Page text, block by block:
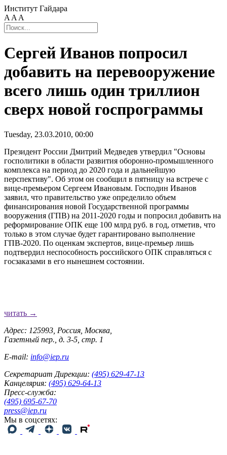
Институт Гайдара
A A A
Сергей Иванов попросил
добавить на перевооружение
всего лишь один триллион
сверх новой госпрограммы
Tuesday, 23.03.2010, 00:00
Президент России Дмитрий Медведев утвердил "Основы
госполитики в области развития оборонно-промышленного
комплекса на период до 2020 года и дальнейшую
перспективу". Об этом он сообщил в пятницу на встрече с
вице-премьером Сергеем Ивановым. Господин Иванов
заявил, что правительство уже определило объем
финансирования новой Государственной программы
вооружения (ГПВ) на 2011-2020 годы и попросил добавить на
реформирование ОПК еще 100 млрд руб. в год, отметив, что
только в этом случае будет гарантировано выполнение
ГПВ-2020. По оценкам экспертов, вице-премьер лишь
подтвердил неспособность российского ОПК справляться с
госзаказами в его нынешнем состоянии.
читать →
Адрес: 125993, Россия, Москва,
Газетный пер., д. 3-5, стр. 1
E-mail: info@iep.ru
Секретариат Дирекции: (495) 629-47-13
Канцелярия: (495) 629-64-13
Пресс-служба:
(495) 695-67-70
press@iep.ru
Мы в соцсетях: